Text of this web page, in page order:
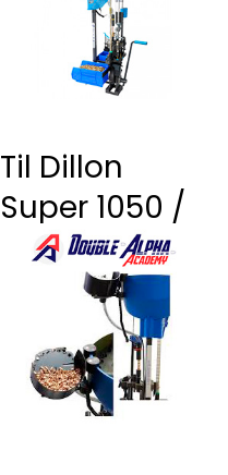
Til Dillon
Super 1050 /
RL 1100